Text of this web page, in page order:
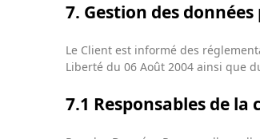
7. Gestion des
Le Client est informé des
Liberté du 06 Août 2004 ainsi que
7.1 Responsables de